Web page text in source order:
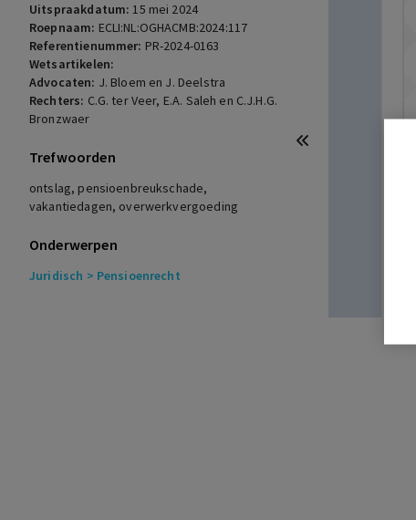
Uitspraakdatum:15 mei 2024
Roepnaam: ECLI:NL:OGHACMB:2024:117
Referentienummer: PR-2024-0163
Wetsartikelen:
Advocaten: J. Bloem en J. Deelstra
Rechters: C.G. ter Veer, E.A. Saleh en C.J.H.G.
Bronzwaer
Trefwoorden
ontslag, pensioenbreukschade,
vakantiedagen, overwerkvergoeding
Onderwerpen
Juridisch > Pensioenrecht